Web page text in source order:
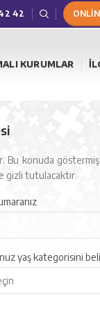
42
KURUMLAR
konuda göstermiş
gizli tutulacaktır.
yaş kategorisini